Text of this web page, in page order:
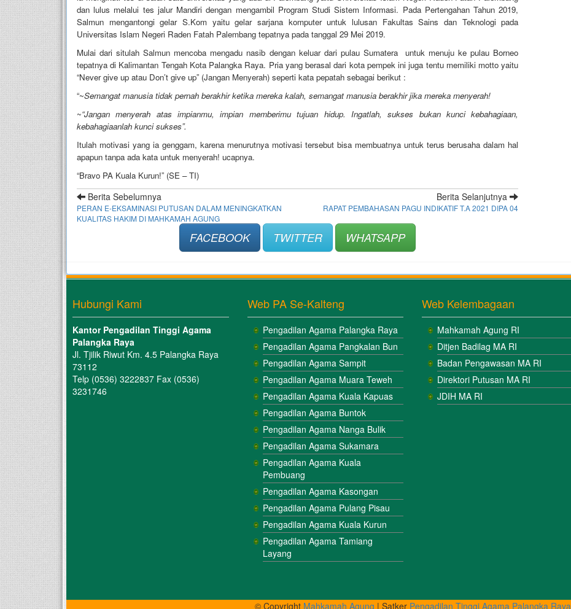
dan lulus melalui tes jalur Mandiri dengan mengambil Program Studi Sistem Informasi. Pada Pertengahan Tahun 2019,
Salmun mengantongi gelar S.Kom yaitu gelar sarjana komputer untuk lulusan Fakultas Sains dan Teknologi pada
Universitas Islam Negeri Raden Fatah Palembang tepatnya pada tanggal 29 Mei 2019.
Mulai dari situlah Salmun mencoba mengadu nasib dengan keluar dari pulau Sumatera untuk menuju ke pulau Borneo
tepatnya di Kalimantan Tengah Kota Palangka Raya. Pria yang berasal dari kota pempek ini juga tentu memiliki motto yaitu
“Never give up atau Don’t give up” (Jangan Menyerah) seperti kata pepatah sebagai berikut :
“~Semangat manusia tidak pernah berakhir ketika mereka kalah, semangat manusia berakhir jika mereka menyerah!
~“Jangan menyerah atas impianmu, impian memberimu tujuan hidup. Ingatlah, sukses bukan kunci kebahagiaan,
kebahagiaanlah kunci sukses”.
Itulah motivasi yang ia genggam, karena menurutnya motivasi tersebut bisa membuatnya untuk terus berusaha dalam hal
apapun tanpa ada kata untuk menyerah! ucapnya.
“Bravo PA Kuala Kurun!” (SE – TI)
Berita Sebelumnya
PERAN E-EKSAMINASI PUTUSAN DALAM MENINGKATKAN
KUALITAS HAKIM DI MAHKAMAH AGUNG
Berita Selanjutnya
RAPAT PEMBAHASAN PAGU INDIKATIF T.A 2021 DIPA 04
FACEBOOK TWITTER WHATSAPP
Hubungi Kami
Kantor Pengadilan Tinggi Agama
Palangka Raya
Jl. Tjilik Riwut Km. 4.5 Palangka Raya
73112
Telp (0536) 3222837 Fax (0536)
3231746
Web PA Se-Kalteng
Pengadilan Agama Palangka Raya
Pengadilan Agama Pangkalan Bun
Pengadilan Agama Sampit
Pengadilan Agama Muara Teweh
Pengadilan Agama Kuala Kapuas
Pengadilan Agama Buntok
Pengadilan Agama Nanga Bulik
Pengadilan Agama Sukamara
Pengadilan Agama Kuala
Pembuang
Pengadilan Agama Kasongan
Pengadilan Agama Pulang Pisau
Pengadilan Agama Kuala Kurun
Pengadilan Agama Tamiang
Layang
Web Kelembagaan
Mahkamah Agung RI
Ditjen Badilag MA RI
Badan Pengawasan MA RI
Direktori Putusan MA RI
JDIH MA RI
© Copyright Mahkamah Agung | Satker Pengadilan Tinggi Agama Palangka Raya